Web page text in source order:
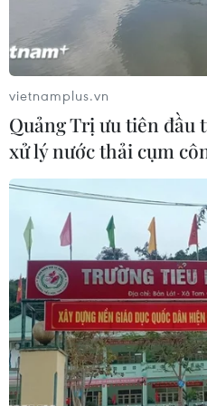
Trên mặt trận năng
trường thực dụng và
khai thác trữ lượng dầu
điện hạt nhân và tái
gây tranh cãi, nhưng
tế khắc nghiệt: không
nguồn năng lượng nội
đơn điện tăng cao.
Cuối cùng, điều đáng
con số tăng trưởng âm
Đó chỉ là triệu chứng.
nước Anh đã liên tục trì
khó khăn liên quan
hoạch và thị trường lao
đều có lý do chính đáng
vietnamplus.vn
Quảng Trị ưu tiên đầu
xử lý nước thải cụm